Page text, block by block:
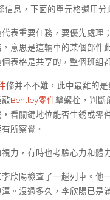
信息，下面的單元格還用分
表重要任務，要優先處理
意思是這輛車的某個部件
表格是共享的，整個班組
修并不不難，此中最難的
Bentley零件擊螺栓，判斷
看關鍵地位能否生銹或零
所察覺。
力，有時也考驗心力和體
欣陽檢查了一趟列車。他
。沒過多久，李欣陽已是